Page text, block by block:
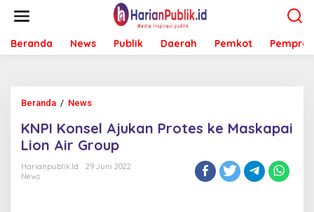
t
Beranda News Publik Daerah Pemkot Pemprov
Beranda / News
P
I
K
o
KNPI Konsel Ajukan Protes ke Maskapai
Lion Air Group
Harianpublik.id
29 Juni 2022
News